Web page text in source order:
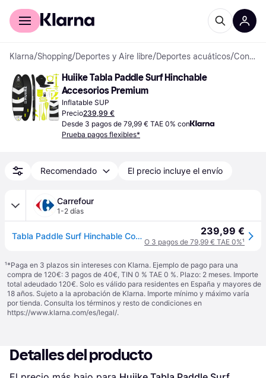
Comprar con Klarna
Klarna/Shopping/Deportes y Aire libre/Deportes acuáticos/ Conjuntos SUP
Huiike Tabla Paddle Surf Hinchable
Accesorios Premium
Inflatable SUP
Precio239,99 €
Desde 3 pagos de 79,99 € TAE 0% con
Prueba pagos flexibles*
Recomendado El precio incluye el envío
Carrefour
1-2 días
Tabla Paddle Surf Hinchable Con Accesorios, Huiike | Sup Con Remo Doble Uso, Asiento Kayak, Negra, 10´ 239,99 €
O 3 pagos de 79,99 € TAE 0%¹
¹*Paga en 3 plazos sin intereses con Klarna. Ejemplo de pago para una
compra de 120€: 3 pagos de 40€, TIN 0 % TAE 0 %. Plazo: 2 meses. Importe
total adeudado 120€. Solo es válido para residentes en España y mayores de
18 años. Sujeto a la aprobación de Klarna. Importe mínimo y máximo varía
por tienda. Consulta los términos y resto de condiciones en
https://www.klarna.com/es/legal/.
Detalles del producto